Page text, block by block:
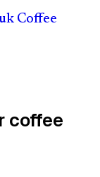
Coffee
coffee